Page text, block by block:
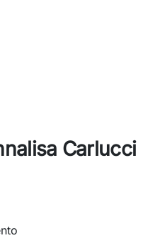
Carlucci